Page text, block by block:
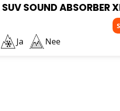
SOUND ABSORBER
Ja Nee